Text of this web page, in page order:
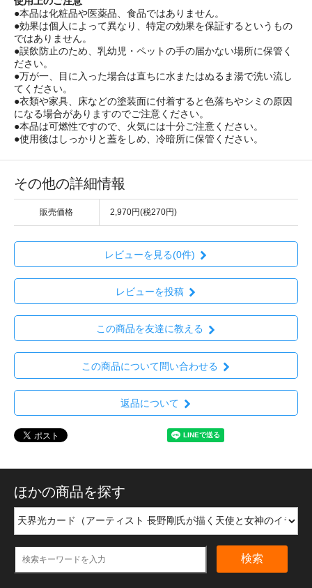
●本品は化粧品や医薬品、食品ではありません。
●効果は個人によって異なり、特定の効果を保証するというもの
ではありません。
●誤飲防止のため、乳幼児・ペットの手の届かない場所に保管く
ださい。
●万が一、目に入った場合は直ちに水またはぬるま湯で洗い流し
てください。
●衣類や家具、床などの塗装面に付着すると色落ちやシミの原因
になる場合がありますのでご注意ください。
●本品は可燃性ですので、火気には十分ご注意ください。
●使用後はしっかりと蓋をしめ、冷暗所に保管ください。
その他の詳細情報
販売価格 2,970円(税270円)
レビューを見る(0件)
レビューを投稿
この商品を友達に教える
この商品について問い合わせる
返品について
ほかの商品を探す
検索